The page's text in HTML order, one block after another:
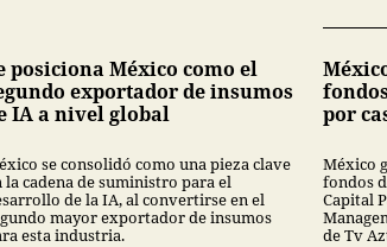
posiciona México como el
exportador de insumos
IA a nivel global
se consolidó como una pieza clave
la cadena de suministro para el
de la IA, al convertirse en el
mayor exportador de insumos
esta industria.
por
México
fondos
Capital
de Tv